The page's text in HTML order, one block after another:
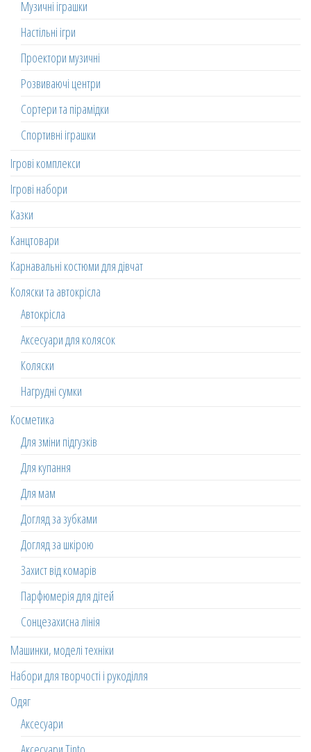
Музичні іграшки
Настільні ігри
Проектори музичні
Розвиваючі центри
Сортери та пірамідки
Спортивні іграшки
Ігрові комплекси
Ігрові набори
Казки
Канцтовари
Карнавальні костюми для дівчат
Коляски та автокрісла
Автокрісла
Аксесуари для колясок
Коляски
Нагрудні сумки
Косметика
Для зміни підгузків
Для купання
Для мам
Догляд за зубками
Догляд за шкірою
Захист від комарів
Парфюмерія для дітей
Сонцезахисна лінія
Машинки, моделі техніки
Набори для творчості і рукоділля
Одяг
Аксесуари